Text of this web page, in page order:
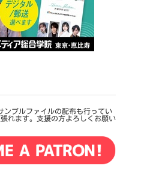
ンプルファイルの配布も行ってい
れます。支援の方よろしくお願い